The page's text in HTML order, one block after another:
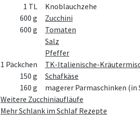
1 TL
Knoblauchzehe
600 g
Zucchini
600 g
Tomaten
Salz
Pfeffer
1 Päckchen
TK-Italienische-
150 g
Schafkäse
160 g
magerer Parmaschinken (in
Weitere Zucchiniaufläufe
Mehr Schlank im Schlaf Rezepte